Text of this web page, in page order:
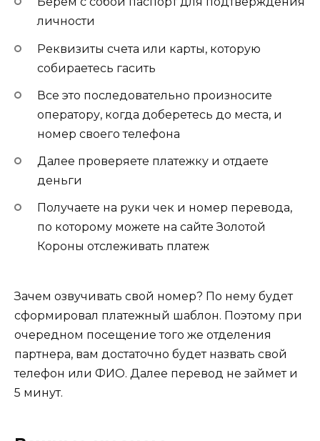
личности
Реквизиты счета или карты, которую
собираетесь гасить
Все это последовательно произносите
оператору, когда доберетесь до места, и
номер своего телефона
Далее проверяете платежку и отдаете
деньги
Получаете на руки чек и номер перевода,
по которому можете на сайте Золотой
Короны отслеживать платеж
Зачем озвучивать свой номер? По нему будет
сформировал платежный шаблон. Поэтому при
очередном посещение того же отделения
партнера, вам достаточно будет назвать свой
телефон или ФИО. Далее перевод не займет и
5 минут.